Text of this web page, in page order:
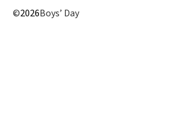
©2026Boys’ Day